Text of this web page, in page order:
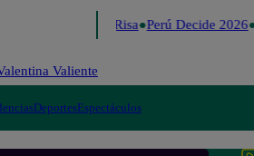
Me Caigo de Risa Perú Decide 2026
Valiente
DeportesEspectáculos